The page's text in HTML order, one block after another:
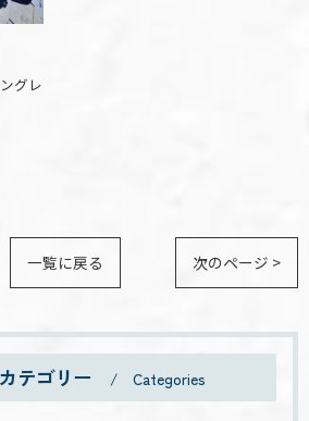
グレ
一覧に戻る 次のページ >
カテゴリー Categories